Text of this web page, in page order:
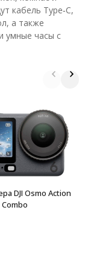
кабель Type‑C,
а также
умные часы с
DJI Osmo Action